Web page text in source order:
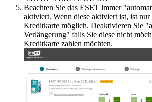
Beachten Sie das ESET immer
aktiviert. Wenn diese aktiviert ist, ist
Kreditkarte möglich. Deaktivieren Sie
Verlängerung" falls Sie diese nicht
Kreditkarte zahlen möchten.